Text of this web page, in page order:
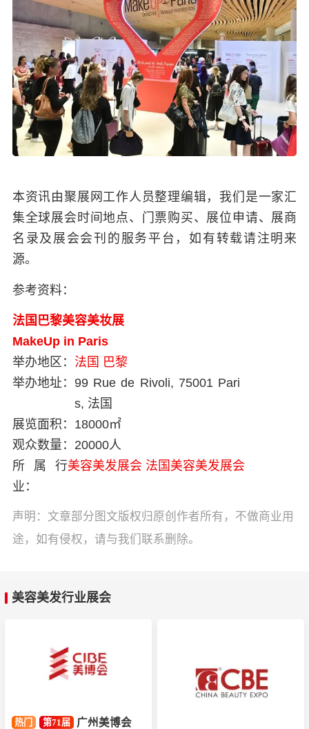
本资讯由聚展网工作人员整理编辑，我们是一家汇
集全球展会时间地点、门票购买、展位申请、展商
名录及展会会刊的服务平台，如有转载请注明来
源。
参考资料：
法国巴黎美容美妆展
MakeUp in Paris
举办地区： 法国 巴黎
举办地址： 99 Rue de Rivoli, 75001 Pari
s, 法国
展览面积： 18000㎡
观众数量： 20000人
所属行
业：
美容美发展会 法国美容美发展会
声明：文章部分图文版权归原创作者所有，不做商业用
途，如有侵权，请与我们联系删除。
美容美发行业展会
热门 第71届 广州美博会